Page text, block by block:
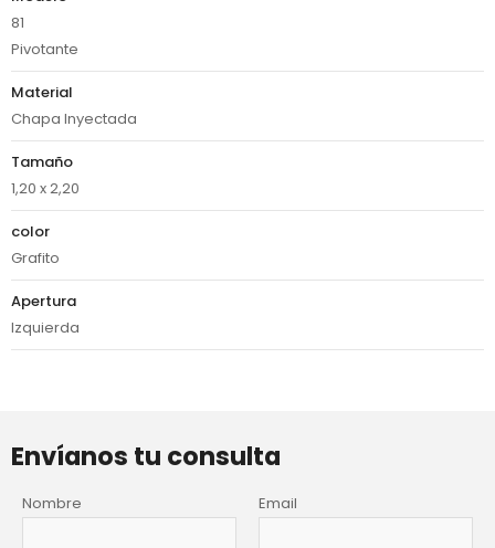
81
Pivotante
Material
Chapa Inyectada
Tamaño
1,20 x 2,20
color
Grafito
Apertura
Izquierda
Envíanos tu consulta
Nombre Email